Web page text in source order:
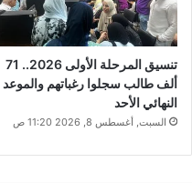
تنسيق المرحلة الأولى 2026.. 71
ألف طالب سجلوا رغباتهم والموعد
النهائي الأحد
السبت, أغسطس 8, 2026 11:20 ص